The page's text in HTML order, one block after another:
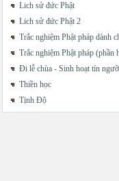
Lich sử đức Phật
Lich sử đức Phật 2
Trắc nghiệm Phật pháp dành
Trắc nghiệm Phật pháp (phần
Đi lễ chùa - Sinh hoạt tín
Thiền học
Tịnh Độ